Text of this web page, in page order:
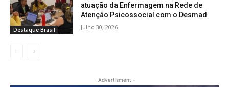
Destaque Brasil
atuação da Enfermagem na Rede de
Atenção Psicossocial com o Desmad
Julho 30, 2026
- Advertisment -